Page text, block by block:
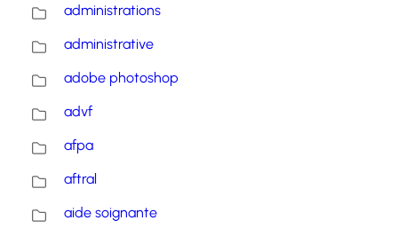
administrations
administrative
adobe photoshop
advf
afpa
aftral
aide soignante